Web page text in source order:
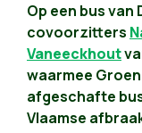
Op een bus van
covoorzitters
Vaneeckhout
waarmee
afgeschafte
Vlaamse